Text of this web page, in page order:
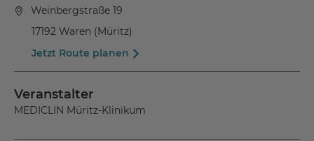
Weinbergstraße 19
17192 Waren (Müritz)
Jetzt Route planen
Veranstalter
MEDICLIN Müritz-Klinikum